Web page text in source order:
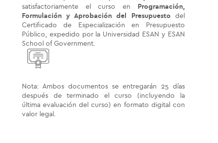
satisfactoriamente el curso en
Programación,
Formulación y Aprobación del Presupuesto del
Certificado de Especialización en Presupuesto
Público, expedido por la Universidad ESAN y ESAN
School of Government.
Nota: Ambos documentos se entregarán 25 días
después de terminado el curso (incluyendo la
última evaluación del curso) en formato digital con
valor legal.